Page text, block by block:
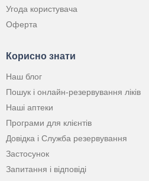
Угода користувача
Оферта
Корисно знати
Наш блог
Пошук і онлайн-резервування ліків
Наші аптеки
Програми для клієнтів
Довідка і Служба резервування
Застосунок
Запитання і відповіді